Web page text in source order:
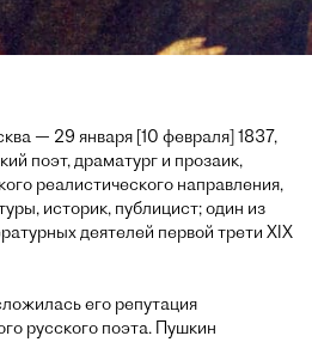
— 29 января [10 февраля] 1837,
поэт, драматург и прозаик,
реалистического направления,
историк, публицист; один из
деятелей первой трети XIX
его репутация
русского поэта. Пушкин